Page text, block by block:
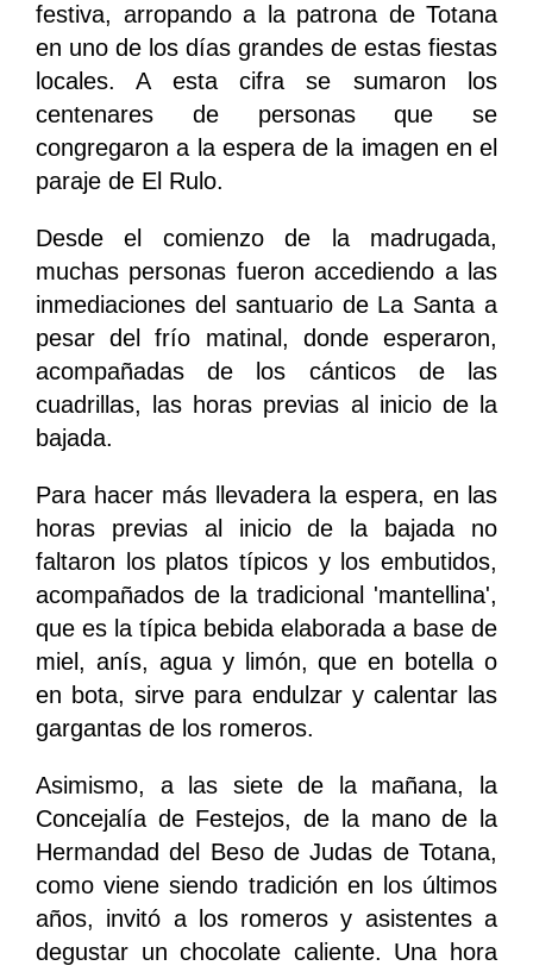
festiva, arropando a la patrona de Totana
en uno de los días grandes de estas fiestas
locales. A esta cifra se sumaron los
centenares de personas que se
congregaron a la espera de la imagen en el
paraje de El Rulo.
Desde el comienzo de la madrugada,
muchas personas fueron accediendo a las
inmediaciones del santuario de La Santa a
pesar del frío matinal, donde esperaron,
acompañadas de los cánticos de las
cuadrillas, las horas previas al inicio de la
bajada.
Para hacer más llevadera la espera, en las
horas previas al inicio de la bajada no
faltaron los platos típicos y los embutidos,
acompañados de la tradicional 'mantellina',
que es la típica bebida elaborada a base de
miel, anís, agua y limón, que en botella o
en bota, sirve para endulzar y calentar las
gargantas de los romeros.
Asimismo, a las siete de la mañana, la
Concejalía de Festejos, de la mano de la
Hermandad del Beso de Judas de Totana,
como viene siendo tradición en los últimos
años, invitó a los romeros y asistentes a
degustar un chocolate caliente. Una hora